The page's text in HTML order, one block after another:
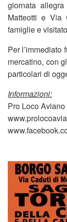
giornata
Matteotti e Via
famiglie e
Per
mercatino, con
particolari di
Informazioni:
Pro Loco Aviano